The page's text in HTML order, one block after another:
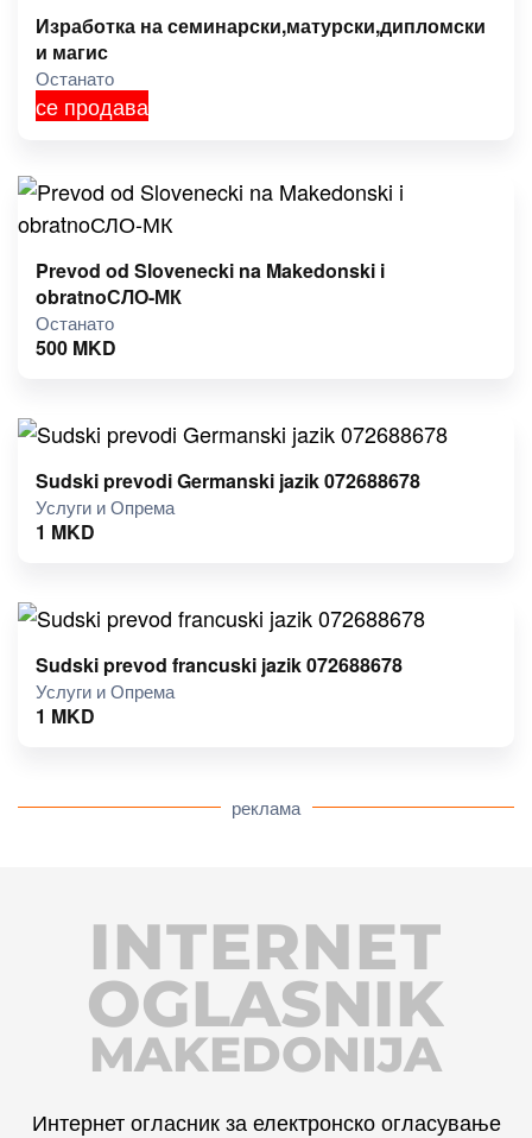
Изработка на семинарски,матурски,дипломски
и магис
Останато
се продава
Prevod od Slovenecki na Makedonski i
obratnoСЛО-МК
Останато
500 MKD
Sudski prevodi Germanski jazik 072688678
Услуги и Опрема
1 MKD
Sudski prevod francuski jazik 072688678
Услуги и Опрема
1 MKD
реклама
INTERNET
MAKEDONIJA
OGLASNIK
Интернет огласник за електронско огласување